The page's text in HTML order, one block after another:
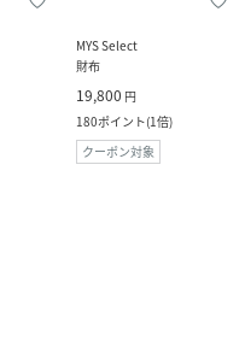
MYS Select
財布
19,800 円
180ポイント(1倍)
クーポン対象